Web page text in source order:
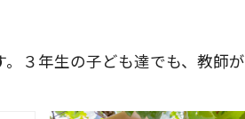
３年生の子ども達でも、教師が